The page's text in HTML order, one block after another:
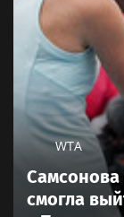
WTA
смогла